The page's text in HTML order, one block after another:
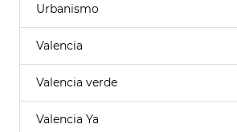
Urbanismo
Valencia
Valencia verde
Valencia Ya